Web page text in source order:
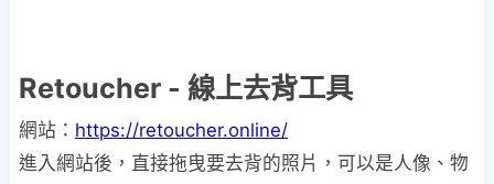
Retoucher - 線上去背工具
網站： https://retoucher.online/
進入網站後，直接拖曳要去背的照片，可以是人像、物